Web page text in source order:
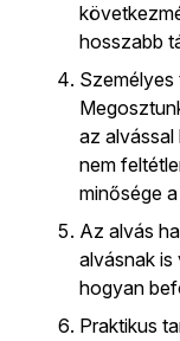
hosszabb
az
nem
minősége
Az alvás
alvásnak
hogyan
Praktikus